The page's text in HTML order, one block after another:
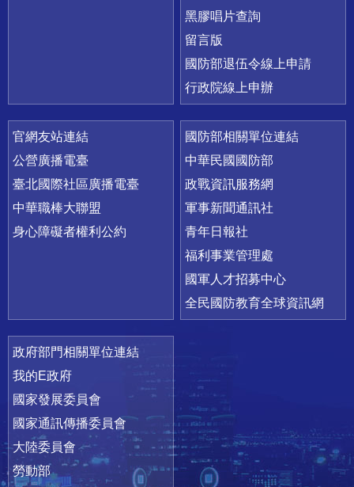
黑膠唱片查詢
留言版
國防部退伍令線上申請
行政院線上申辦
官網友站連結
公營廣播電臺
臺北國際社區廣播電臺
中華職棒大聯盟
身心障礙者權利公約
國防部相關單位連結
中華民國國防部
政戰資訊服務網
軍事新聞通訊社
青年日報社
福利事業管理處
國軍人才招募中心
全民國防教育全球資訊網
政府部門相關單位連結
我的E政府
國家發展委員會
國家通訊傳播委員會
大陸委員會
勞動部